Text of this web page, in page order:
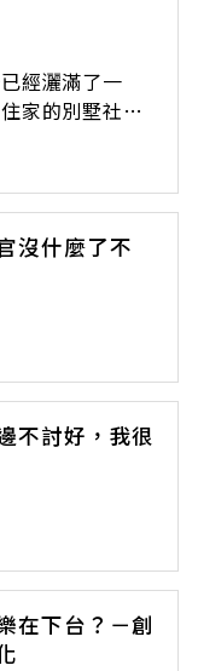
經灑滿了一
家的別墅社
級的兒子，一
安，一面坐上
亭，十分鐘
流。時鐘轉
沒什麼了不
不討好，我很
在下台？－創